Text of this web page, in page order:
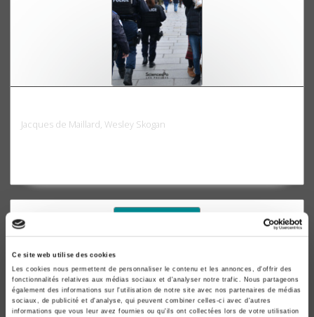
Ce site web utilise des cookies
Les cookies nous permettent de personnaliser le contenu et les annonces, d'offrir des
fonctionnalités relatives aux médias sociaux et d'analyser notre trafic. Nous partageons
également des informations sur l'utilisation de notre site avec nos partenaires de médias
sociaux, de publicité et d'analyse, qui peuvent combiner celles-ci avec d'autres
informations que vous leur avez fournies ou qu'ils ont collectées lors de votre utilisation
Jacques de Maillard, Wesley Skogan